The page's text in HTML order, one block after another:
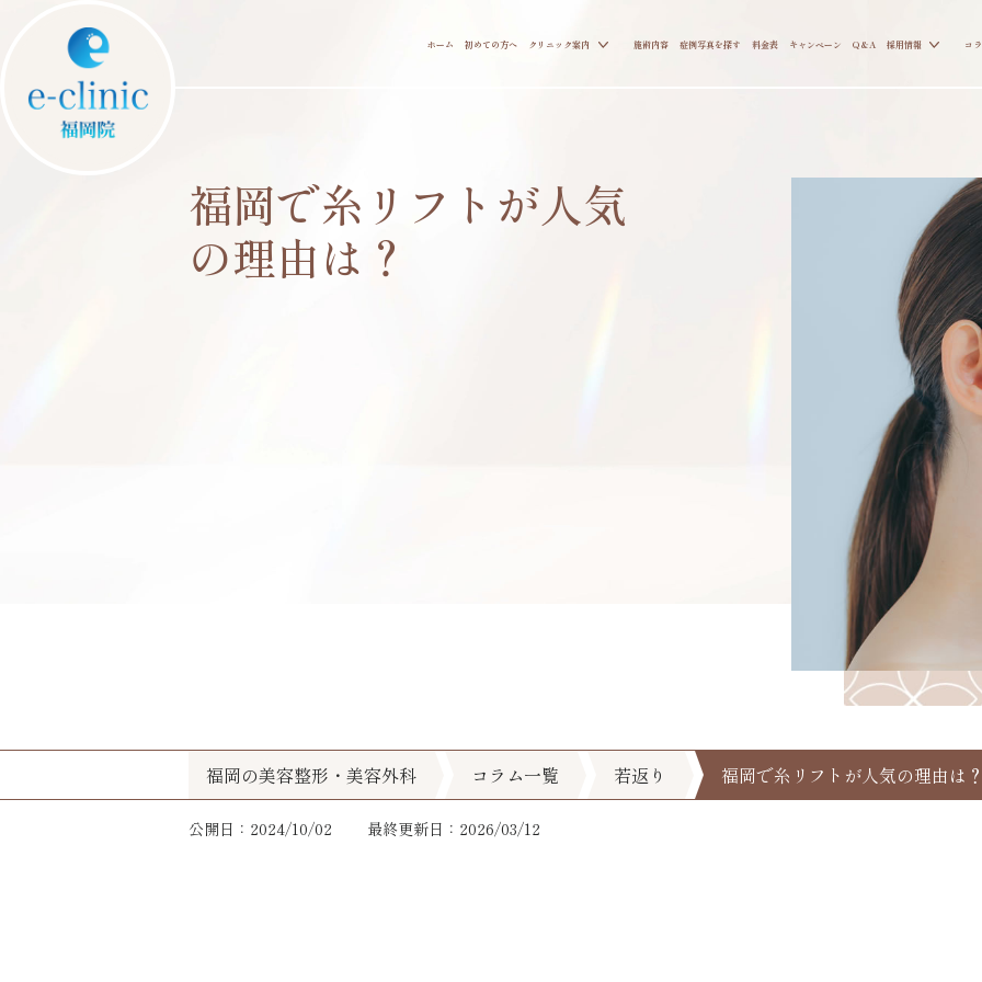
ホーム 初めての方へ クリニック案内 施術内容 症例写真を探す 料金表 キャンペーン Q&A 採用情報 コ
福岡で糸リフトが人気
の理由は？
福岡の美容整形・美容外科 コラム一覧 若返り 福岡で糸リフトが人気の理由は
公開日：2024/10/02 最終更新日：2026/03/12